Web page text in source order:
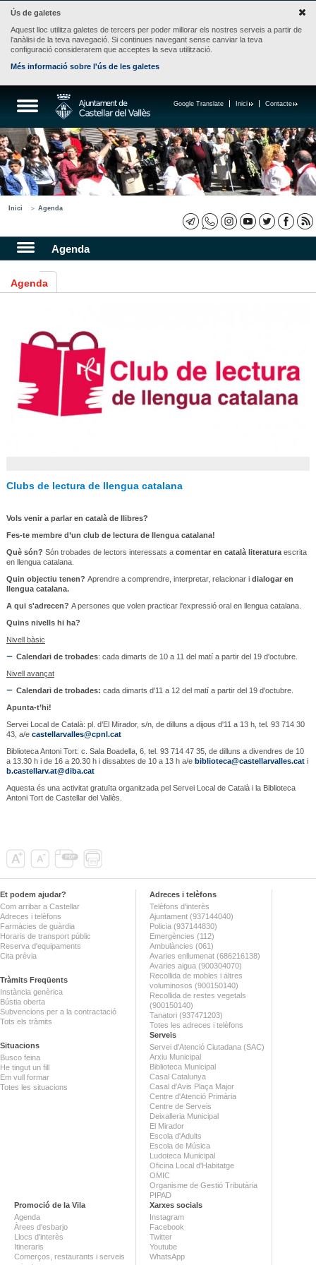
Ús de galetes
Aquest lloc utilitza galetes de tercers per poder millorar els nostres serveis a partir de
l'anàlisi de la teva navegació. Si continues navegant sense canviar la teva
configuració considerarem que acceptes la seva utilització.
Més informació sobre l'ús de les galetes
Contacte
Inici
Google Translate
Inici Agenda
Agenda
Agenda
Clubs de lectura de llengua catalana
Vols venir a parlar en català de llibres?
Fes-te membre d’un club de lectura de llengua catalana!
Què són? Són trobades de lectors interessats a comentar en català literatura escrita
en llengua catalana.
Quin objectiu tenen? Aprendre a comprendre, interpretar, relacionar i dialogar en
llengua catalana.
A qui s'adrecen? A persones que volen practicar l'expressió oral en llengua catalana.
Quins nivells hi ha?
Nivell bàsic
Calendari de trobades: cada dimarts de 10 a 11 del matí a partir del 19 d'octubre.
Nivell avançat
Calendari de trobades: cada dimarts d'11 a 12 del matí a partir del 19 d'octubre.
Apunta-t’hi!
Servei Local de Català: pl. d’El Mirador, s/n, de dilluns a dijous d'11 a 13 h, tel. 93 714 30
43, a/e castellarvalles@cpnl.cat
Biblioteca Antoni Tort: c. Sala Boadella, 6, tel. 93 714 47 35, de dilluns a divendres de 10
a 13.30 h i de 16 a 20.30 h i dissabtes de 10 a 13 h a/e biblioteca@castellarvalles.cati
b.castellarv.at@diba.cat
Aquesta és una activitat gratuïta organitzada pel Servei Local de Català i la Biblioteca
Antoni Tort de Castellar del Vallès.
Et podem ajudar?
Com arribar a Castellar
Adreces i telèfons
Farmàcies de guàrdia
Horaris de transport públic
Reserva d'equipaments
Cita prèvia
Tràmits Freqüents
Instància genèrica
Bústia oberta
Subvencions per a la contractació
Tots els tràmits
Situacions
Busco feina
He tingut un fill
Em vull formar
Totes les situacions
Adreces i telèfons
Telèfons d'interès
Ajuntament (937144040)
Policia (937144830)
Emergències (112)
Ambulàncies (061)
Avaries enllumenat (686216138)
Avaries aigua (900304070)
Recollida de mobles i altres
voluminosos (900150140)
Recollida de restes vegetals
(900150140)
Tanatori (937471203)
Totes les adreces i telèfons
Serveis
Servei d'Atenció Ciutadana (SAC)
Arxiu Municipal
Biblioteca Municipal
Casal Catalunya
Casal d'Avis Plaça Major
Centre d'Atenció Primària
Centre de Serveis
Deixalleria Municipal
El Mirador
Escola d'Adults
Escola de Música
Ludoteca Municipal
Oficina Local d'Habitatge
OMIC
Organisme de Gestió Tributària
PIPAD
Promoció de la Vila
Agenda
Àrees d'esbarjo
Llocs d'interès
Itineraris
Comerços, restaurants i serveis
Xarxes socials
Instagram
Facebook
Twitter
Youtube
WhatsApp